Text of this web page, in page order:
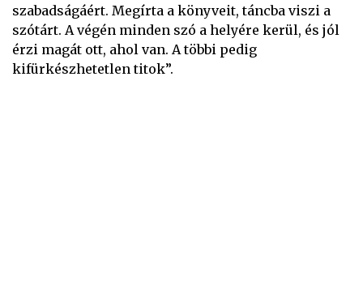
szabadságáért. Megírta a könyveit, táncba viszi a
szótárt. A végén minden szó a helyére kerül, és jól
érzi magát ott, ahol van. A többi pedig
kifürkészhetetlen titok”.